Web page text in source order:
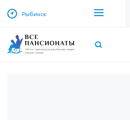
Рыбинск